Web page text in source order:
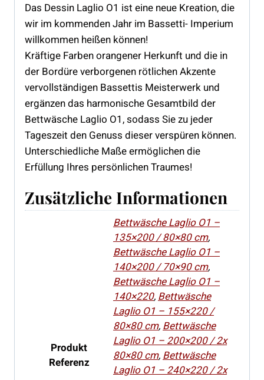
Das Dessin Laglio O1 ist eine neue Kreation, die
wir im kommenden Jahr im Bassetti- Imperium
willkommen heißen können!
Kräftige Farben orangener Herkunft und die in
der Bordüre verborgenen rötlichen Akzente
vervollständigen Bassettis Meisterwerk und
ergänzen das harmonische Gesamtbild der
Bettwäsche Laglio O1, sodass Sie zu jeder
Tageszeit den Genuss dieser verspüren können.
Unterschiedliche Maße ermöglichen die
Erfüllung Ihres persönlichen Traumes!
Zusätzliche Informationen
Produkt
Referenz
Bettwäsche Laglio O1 –
135×200 / 80×80 cm,
Bettwäsche Laglio O1 –
140×200 / 70×90 cm,
Bettwäsche Laglio O1 –
140×220,Bettwäsche
Laglio O1 – 155×220 /
80×80 cm,Bettwäsche
Laglio O1 – 200×200 / 2x
80×80 cm,Bettwäsche
Laglio O1 – 240×220 / 2x